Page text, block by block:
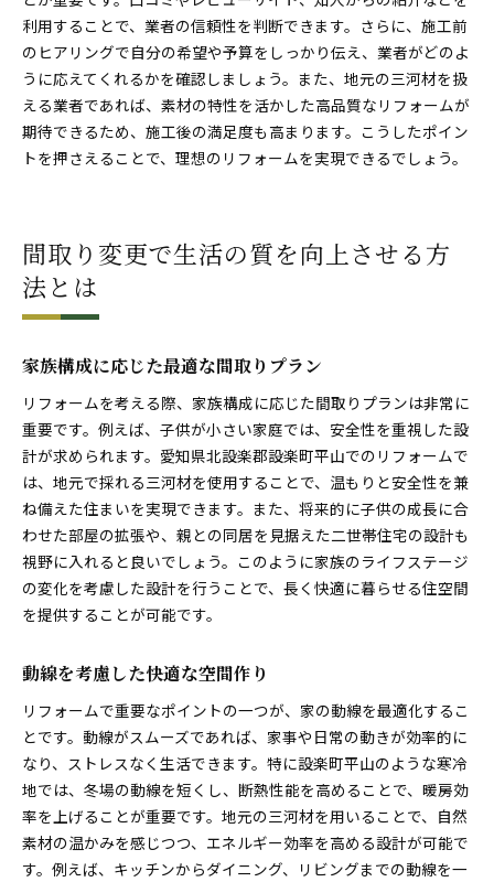
利用することで、業者の信頼性を判断できます。さらに、施工前
のヒアリングで自分の希望や予算をしっかり伝え、業者がどのよ
うに応えてくれるかを確認しましょう。また、地元の三河材を扱
える業者であれば、素材の特性を活かした高品質なリフォームが
期待できるため、施工後の満足度も高まります。こうしたポイン
トを押さえることで、理想のリフォームを実現できるでしょう。
間取り変更で生活の質を向上させる方
法とは
家族構成に応じた最適な間取りプラン
リフォームを考える際、家族構成に応じた間取りプランは非常に
重要です。例えば、子供が小さい家庭では、安全性を重視した設
計が求められます。愛知県北設楽郡設楽町平山でのリフォームで
は、地元で採れる三河材を使用することで、温もりと安全性を兼
ね備えた住まいを実現できます。また、将来的に子供の成長に合
わせた部屋の拡張や、親との同居を見据えた二世帯住宅の設計も
視野に入れると良いでしょう。このように家族のライフステージ
の変化を考慮した設計を行うことで、長く快適に暮らせる住空間
を提供することが可能です。
動線を考慮した快適な空間作り
リフォームで重要なポイントの一つが、家の動線を最適化するこ
とです。動線がスムーズであれば、家事や日常の動きが効率的に
なり、ストレスなく生活できます。特に設楽町平山のような寒冷
地では、冬場の動線を短くし、断熱性能を高めることで、暖房効
率を上げることが重要です。地元の三河材を用いることで、自然
素材の温かみを感じつつ、エネルギー効率を高める設計が可能で
す。例えば、キッチンからダイニング、リビングまでの動線を一